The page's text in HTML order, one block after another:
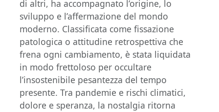
di altri, ha accompagnato l’origine, lo
sviluppo e l’affermazione del mondo
moderno. Classificata come fissazione
patologica o attitudine retrospettiva che
frena ogni cambiamento, è stata liquidata
in modo frettoloso per occultare
l’insostenibile pesantezza del tempo
presente. Tra pandemie e rischi climatici,
dolore e speranza, la nostalgia ritorna